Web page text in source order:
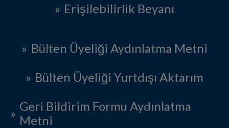
Erişilebilirlik Beyanı
Bülten Üyeliği Aydınlatma Metni
Bülten Üyeliği Yurtdışı Aktarım
Geri Bildirim Formu Aydınlatma
Metni